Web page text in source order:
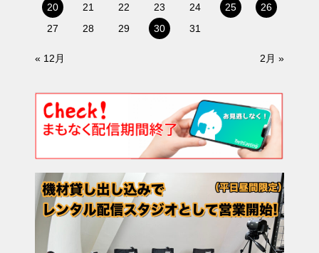
20
21 22 23 24 25
26
27
28 29 30 31
« 12月 2月 »